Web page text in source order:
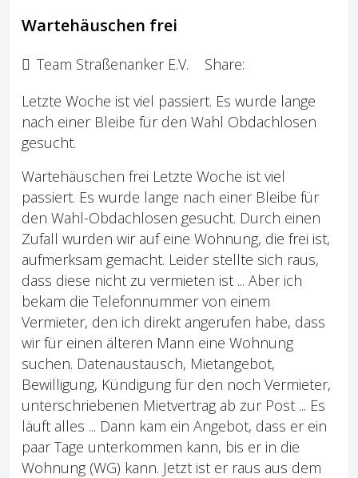
Wartehäuschen frei
Team Straßenanker E.V.
Share:
Letzte Woche ist viel passiert. Es wurde lange
nach einer Bleibe für den Wahl Obdachlosen
gesucht.
Wartehäuschen frei Letzte Woche ist viel
passiert. Es wurde lange nach einer Bleibe für
den Wahl-Obdachlosen gesucht. Durch einen
Zufall wurden wir auf eine Wohnung, die frei ist,
aufmerksam gemacht. Leider stellte sich raus,
dass diese nicht zu vermieten ist ... Aber ich
bekam die Telefonnummer von einem
Vermieter, den ich direkt angerufen habe, dass
wir für einen älteren Mann eine Wohnung
suchen. Datenaustausch, Mietangebot,
Bewilligung, Kündigung für den noch Vermieter,
unterschriebenen Mietvertrag ab zur Post ... Es
läuft alles ... Dann kam ein Angebot, dass er ein
paar Tage unterkommen kann, bis er in die
Wohnung (WG) kann. Jetzt ist er raus aus dem